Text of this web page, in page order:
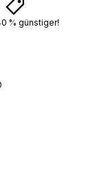
% günstiger!